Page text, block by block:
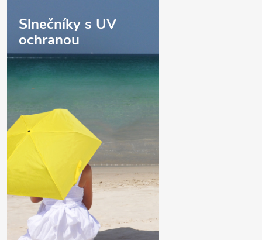
Slnečníky s UV
ochranou